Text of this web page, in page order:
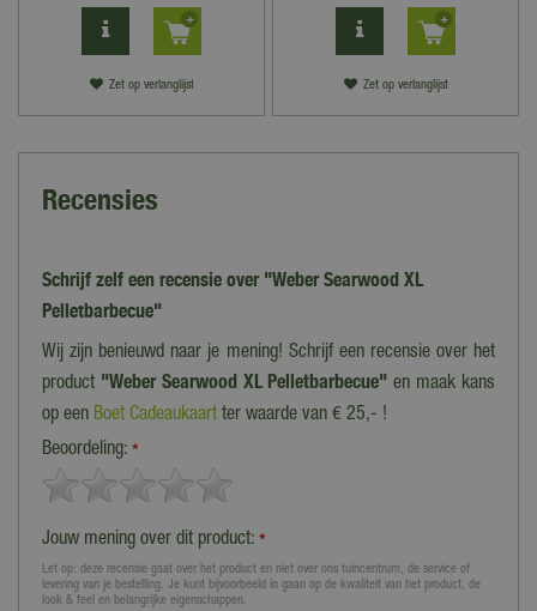
Zet op verlanglijst Zet op verlanglijst
Recensies
Schrijf zelf een recensie over "Weber Searwood XL
Pelletbarbecue"
Wij zijn benieuwd naar je mening! Schrijf een recensie over het
product "Weber Searwood XL Pelletbarbecue" en maak kans
op een Boet Cadeaukaart ter waarde van € 25,- !
Beoordeling: *
Jouw mening over dit product: *
Let op: deze recensie gaat over het product en niet over ons tuincentrum, de service of
levering van je bestelling. Je kunt bijvoorbeeld in gaan op de kwaliteit van het product, de
look & feel en belangrijke eigenschappen.